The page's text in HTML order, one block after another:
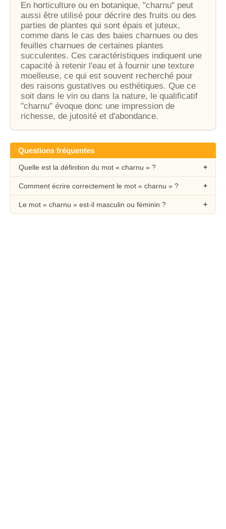
En horticulture ou en botanique, "charnu" peut
aussi être utilisé pour décrire des fruits ou des
parties de plantes qui sont épais et juteux,
comme dans le cas des baies charnues ou des
feuilles charnues de certaines plantes
succulentes. Ces caractéristiques indiquent une
capacité à retenir l'eau et à fournir une texture
moelleuse, ce qui est souvent recherché pour
des raisons gustatives ou esthétiques. Que ce
soit dans le vin ou dans la nature, le qualificatif
"charnu" évoque donc une impression de
richesse, de jutosité et d'abondance.
Questions fréquentes
Quelle est la définition du mot « charnu » ?
Comment écrire correctement le mot « charnu » ?
Le mot « charnu » est-il masculin ou féminin ?